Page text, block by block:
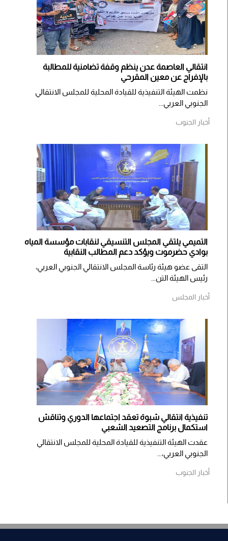
انتقالي العاصمة عدن ينظم وقفة تضامنية للمطالبة
بالإفراج عن معين المقرحي
نظمت الهيئة التنفيذية للقيادة المحلية للمجلس الانتقالي
الجنوبي العربي...
أخبار الجنوب
التميمي يلتقي المجلس التنسيقي لنقابات مؤسسة المياه
بوادي حضرموت ويؤكد دعم المطالب النقابية
التقى عضو هيئة رئاسة المجلس الانتقالي الجنوبي العربي،
رئيس الهيئة التن...
أخبار المجلس
تنفيذية انتقالي شبوة تعقد اجتماعها الدوري وتناقش
استكمال برنامج التصعيد الشعبي
عقدت الهيئة التنفيذية للقيادة المحلية للمجلس الانتقالي
الجنوبي العربي،...
أخبار الجنوب